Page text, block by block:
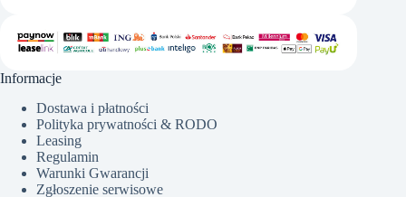
Informacje
Dostawa i płatności
Polityka prywatności & RODO
Leasing
Regulamin
Warunki Gwarancji
Zgłoszenie serwisowe